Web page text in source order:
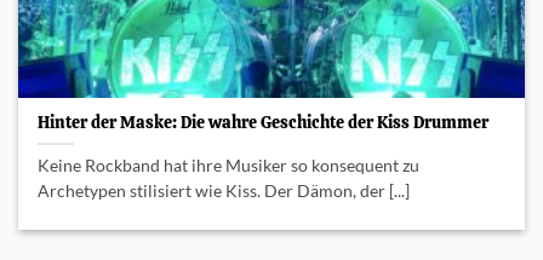
Hinter der Maske: Die wahre Geschichte der Kiss Drummer
Keine Rockband hat ihre Musiker so konsequent zu
Archetypen stilisiert wie Kiss. Der Dämon, der [...]